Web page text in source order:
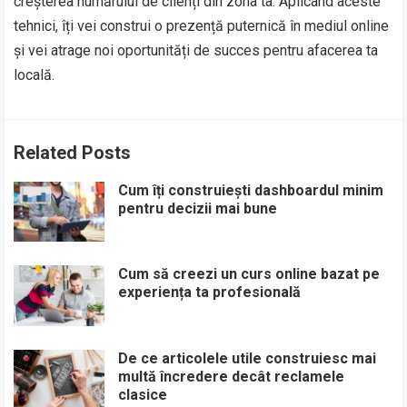
tehnici, îți vei construi o prezență puternică în mediul online
și vei atrage noi oportunități de succes pentru afacerea ta
locală.
Related Posts
Cum îți construiești dashboardul minim
pentru decizii mai bune
Cum să creezi un curs online bazat pe
experiența ta profesională
De ce articolele utile construiesc mai
multă încredere decât reclamele
clasice